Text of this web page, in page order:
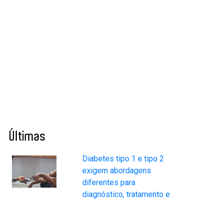
Últimas
Diabetes tipo 1 e tipo 2
exigem abordagens
diferentes para
diagnóstico, tratamento e